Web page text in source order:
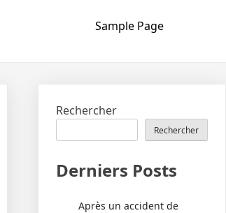
Sample Page
Rechercher
Rechercher
Derniers Posts
Après un accident de